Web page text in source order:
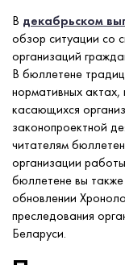
В декабрьском
обзор ситуации со
организаций
В бюллетене
нормативных актах,
касающихся
законопроектной
читателям
организации
бюллетене вы
обновлении
преследования
Беларуси.